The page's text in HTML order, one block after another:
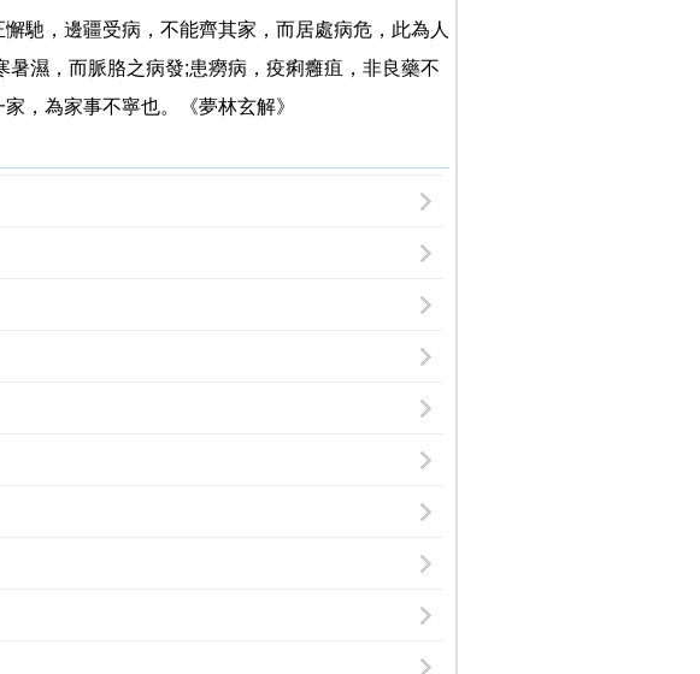
馳，邊疆受病，不能齊其家，而居處病危，此為人
濕，而脈胳之病發;患癆病，疫痢癰疽，非良藥不
，為家事不寧也。《夢林玄解》